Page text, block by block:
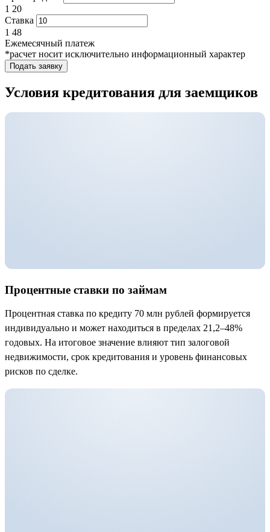
1 20
Ставка
1 48
Ежемесячный платеж
*расчет носит исключительно информационный характер
Подать заявку
Условия кредитования для заемщиков
Процентные ставки по займам
Процентная ставка по кредиту 70 млн рублей формируется
индивидуально и может находиться в пределах 21,2–48%
годовых. На итоговое значение влияют тип залоговой
недвижимости, срок кредитования и уровень финансовых
рисков по сделке.